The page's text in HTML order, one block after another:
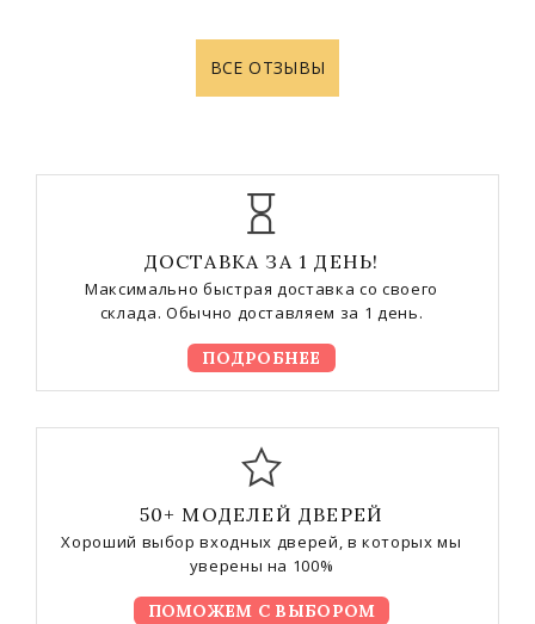
ВСЕ ОТЗЫВЫ
ДОСТАВКА ЗА 1 ДЕНЬ!
Максимально быстрая доставка со своего
склада. Обычно доставляем за 1 день.
ПОДРОБНЕЕ
50+ МОДЕЛЕЙ ДВЕРЕЙ
Хороший выбор входных дверей, в которых мы
уверены на 100%
ПОМОЖЕМ С ВЫБОРОМ